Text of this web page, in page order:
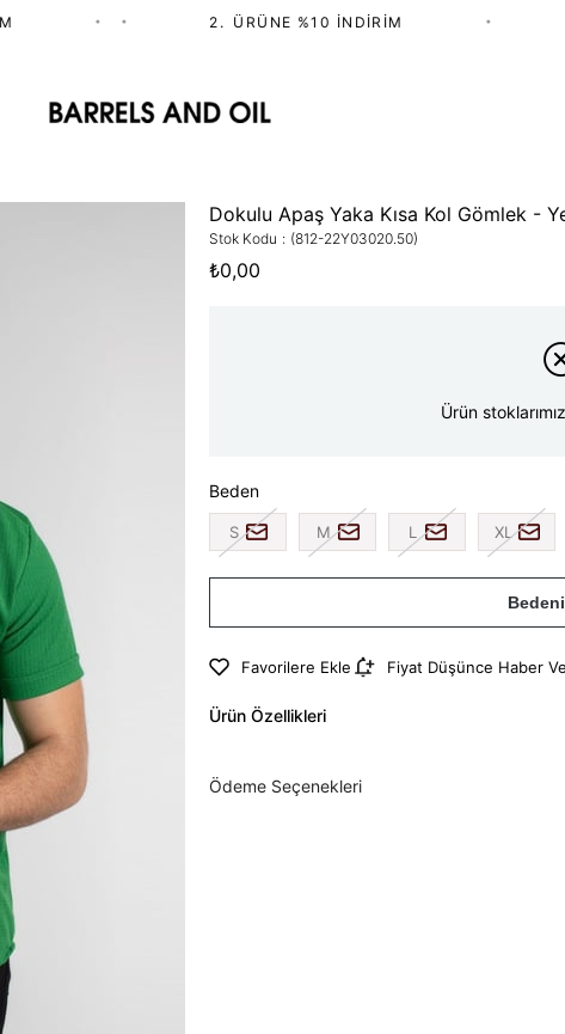
• 2.⁠ ⁠ÜRÜNE %10 İNDIRIM
Dokulu Apaş Yaka Kısa Kol Gömlek -
Stok Kodu (812-22Y03020.50)
₺0,00
Ürün
Beden
S M L XL
Favorilere Ekle Fiyat Düşünce Haber
Ürün Özellikleri
Ödeme Seçenekleri